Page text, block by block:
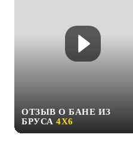
ОТЗЫВ О БАНЕ ИЗ
БРУСА 4Х6